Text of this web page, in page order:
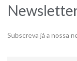
Subscreva já a nossa